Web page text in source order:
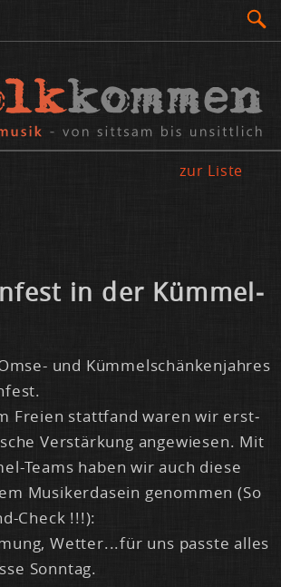
zur Liste
in der Küm­mel­
und Küm­mel­schän­ken­jah­res
Frei­en statt­fand wa­ren wir erst­
Ver­stär­kung an­ge­wie­sen. Mit
Teams ha­ben wir auch die­se
Mu­siker­da­sein ge­nom­men (So
Check !!!):
Wet­ter...für uns pass­te al­les
Sonn­tag.